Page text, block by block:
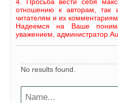
отношению к авторам, так
читателям и их комментариям.
Надеемся на Ваше
уважением, администратор
No results found.